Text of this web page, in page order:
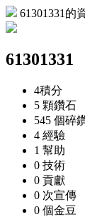
61301331的
61301331
4積分
5 顆鑽石
545 個碎
4 經驗
1 幫助
0 技術
0 貢獻
0 次宣傳
0 個金豆